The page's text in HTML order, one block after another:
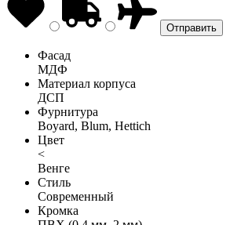
Фасад
МДФ
Материал корпуса
ДСП
Фурнитура
Boyard, Blum, Hettich
Цвет
<
Венге
Стиль
Современный
Кромка